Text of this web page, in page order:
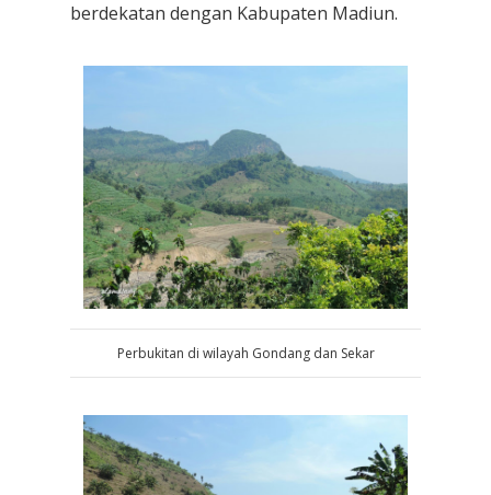
berdekatan dengan Kabupaten Madiun.
Perbukitan di wilayah Gondang dan Sekar